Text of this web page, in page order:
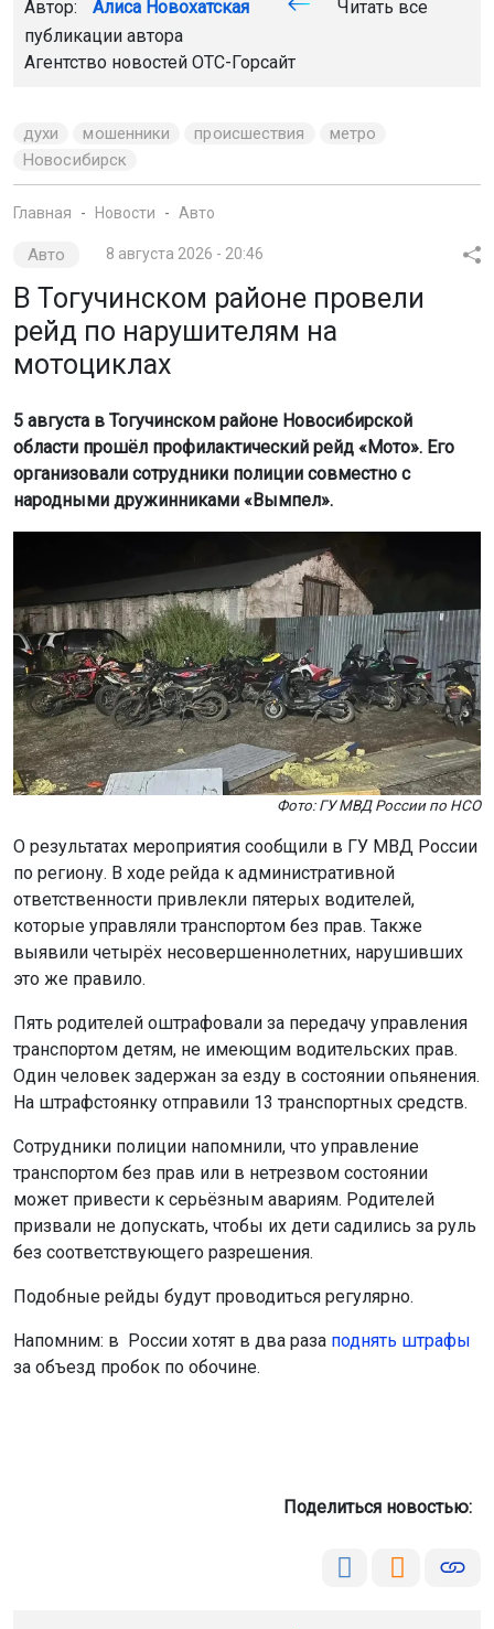
Автор: Алиса Новохатская
Читать все
публикации автора
Агентство новостей ОТС-Горсайт
духи мошенники происшествия
метро
Новосибирск
Главная Новости Авто
Авто 8 августа 2026 - 20:46
В Тогучинском районе провели
рейд по нарушителям на
мотоциклах
5 августа в Тогучинском районе Новосибирской
области прошёл профилактический рейд «Мото». Его
организовали сотрудники полиции совместно с
народными дружинниками «Вымпел».
Фото: ГУ МВД России по НСО
О результатах мероприятия сообщили в ГУ МВД России
по региону. В ходе рейда к административной
ответственности привлекли пятерых водителей,
которые управляли транспортом без прав. Также
выявили четырёх несовершеннолетних, нарушивших
это же правило.
Пять родителей оштрафовали за передачу управления
транспортом детям, не имеющим водительских прав.
Один человек задержан за езду в состоянии опьянения.
На штрафстоянку отправили 13 транспортных средств.
Сотрудники полиции напомнили, что управление
транспортом без прав или в нетрезвом состоянии
может привести к серьёзным авариям. Родителей
призвали не допускать, чтобы их дети садились за руль
без соответствующего разрешения.
Подобные рейды будут проводиться регулярно.
Напомним: в России хотят в два раза поднять штрафы
за объезд пробок по обочине.
Поделиться новостью: